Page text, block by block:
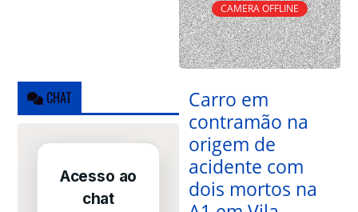
CAMERA OFFLINE
CHAT
Carro em
contramão na
origem de
acidente com
dois mortos na